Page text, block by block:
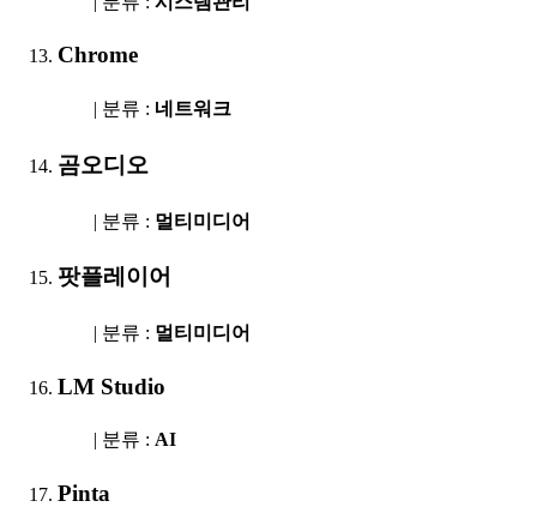
Chrome
| 분류 : 네트워크
곰오디오
| 분류 : 멀티미디어
팟플레이어
| 분류 : 멀티미디어
LM Studio
| 분류 : AI
Pinta